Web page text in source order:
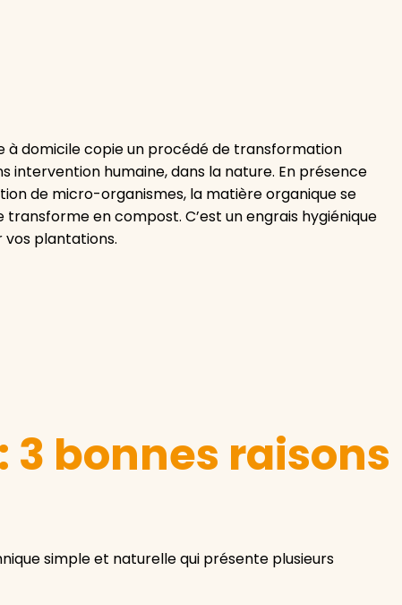
à domicile copie un procédé de transformation
intervention humaine, dans la nature. En présence
de micro-organismes, la matière organique se
en compost. C’est un engrais hygiénique
vos plantations.
bonnes raisons
simple et naturelle qui présente plusieurs